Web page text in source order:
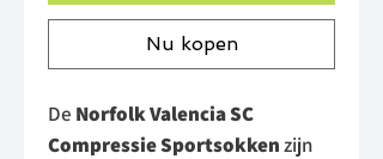
Nu kopen
De Norfolk Valencia SC
Compressie Sportsokkenzijn